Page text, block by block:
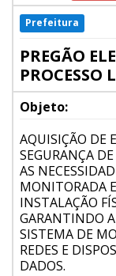
Prefeitura
PREGÃO
PROCESSO
Objeto:
AQUISIÇÃO DE
SEGURANÇA
AS
MONITORADA
INSTALAÇÃO
GARANTINDO
SISTEMA DE
REDES E
DADOS.